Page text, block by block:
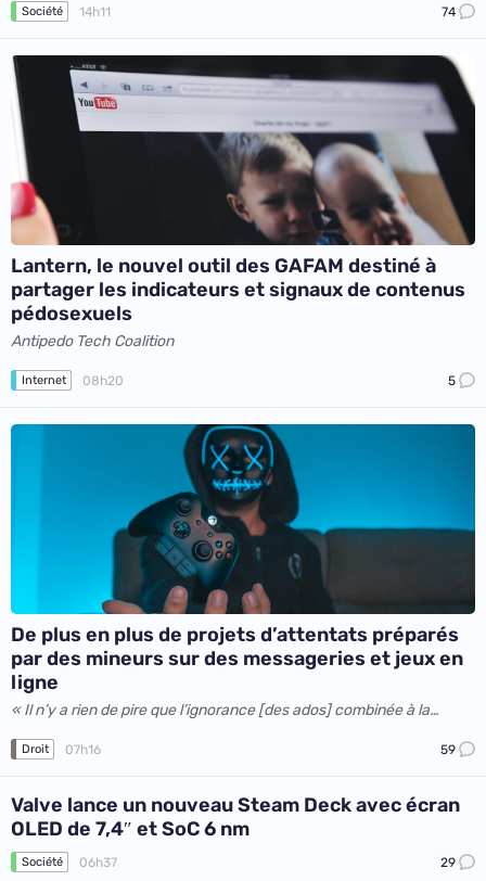
Société 14h11 74
Lantern, le nouvel outil des GAFAM destiné à
partager les indicateurs et signaux de contenus
pédosexuels
Antipedo Tech Coalition
Internet 08h20 5
De plus en plus de projets d’attentats préparés
par des mineurs sur des messageries et jeux en
ligne
« Il n’y a rien de pire que l’ignorance [des ados] combinée à la
Droit 07h16 59
Valve lance un nouveau Steam Deck avec écran
OLED de 7,4″ et SoC 6 nm
Société 06h37 29